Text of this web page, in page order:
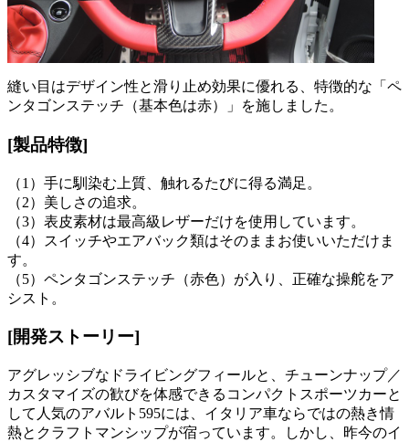
縫い目はデザイン性と滑り止め効果に優れる、特徴的な「ペ
ンタゴンステッチ（基本色は赤）」を施しました。
[製品特徴]
（1）手に馴染む上質、触れるたびに得る満足。
（2）美しさの追求。
（3）表皮素材は最高級レザーだけを使用しています。
（4）スイッチやエアバック類はそのままお使いいただけま
す。
（5）ペンタゴンステッチ（赤色）が入り、正確な操舵をア
シスト。
[開発ストーリー]
アグレッシブなドライビングフィールと、チューンナップ／
カスタマイズの歓びを体感できるコンパクトスポーツカーと
して人気のアバルト595には、イタリア車ならではの熱き情
熱とクラフトマンシップが宿っています。しかし、昨今のイ